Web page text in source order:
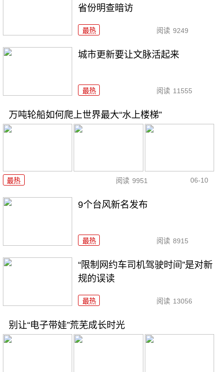
省份明查暗访
最热 阅读 9249
城市更新要让文脉活起来
最热 阅读 11555
万吨轮船如何爬上世界最大“水上楼梯”
最热 阅读 9951 06-10
9个台风新名发布
最热 阅读 8915
“限制网约车司机驾驶时间”是对新
规的误读
最热 阅读 13056
别让“电子带娃”荒芜成长时光